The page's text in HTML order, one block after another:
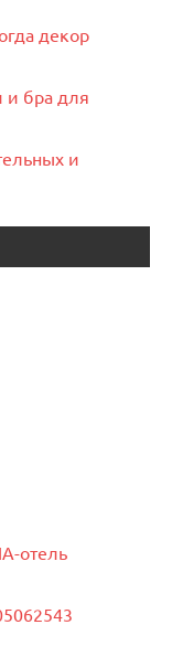
декор
и бра для
и
отель